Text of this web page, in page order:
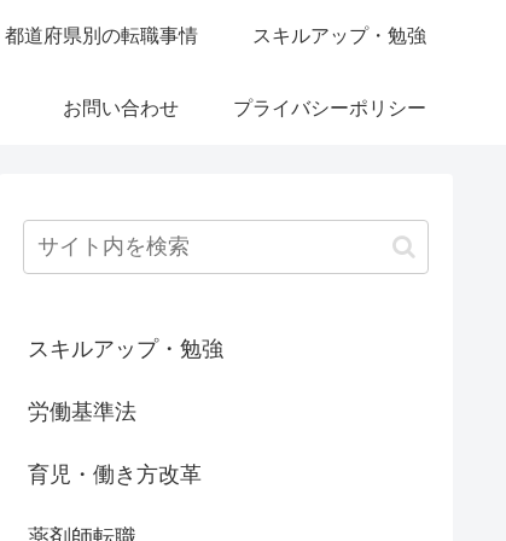
都道府県別の転職事情 スキルアップ・勉強
お問い合わせ プライバシーポリシー
スキルアップ・勉強
労働基準法
育児・働き方改革